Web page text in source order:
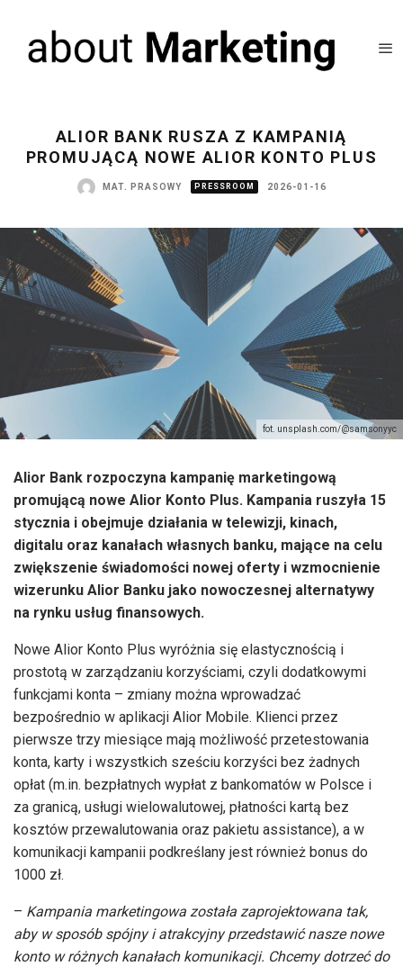
ALIOR BANK RUSZA Z KAMPANIĄ
PROMUJĄCĄ NOWE ALIOR KONTO PLUS
MAT. PRASOWY PRESSROOM 2026-01-16
fot. unsplash.com/@samsonyyc
Alior Bank rozpoczyna kampanię marketingową
promującą nowe Alior Konto Plus. Kampania ruszyła 15
stycznia i obejmuje działania w telewizji, kinach,
digitalu oraz kanałach własnych banku, mające na celu
zwiększenie świadomości nowej oferty i wzmocnienie
wizerunku Alior Banku jako nowoczesnej alternatywy
na rynku usług finansowych.
Nowe Alior Konto Plus wyróżnia się elastycznością i
prostotą w zarządzaniu korzyściami, czyli dodatkowymi
funkcjami konta – zmiany można wprowadzać
bezpośrednio w aplikacji Alior Mobile. Klienci przez
pierwsze trzy miesiące mają możliwość przetestowania
konta, karty i wszystkich sześciu korzyści bez żadnych
opłat (m.in. bezpłatnych wypłat z bankomatów w Polsce i
za granicą, usługi wielowalutowej, płatności kartą bez
kosztów przewalutowania oraz pakietu assistance), a w
komunikacji kampanii podkreślany jest również bonus do
1000 zł.
– Kampania marketingowa została zaprojektowana tak,
aby w sposób spójny i atrakcyjny przedstawić nasze nowe
konto w różnych kanałach komunikacji. Chcemy dotrzeć do